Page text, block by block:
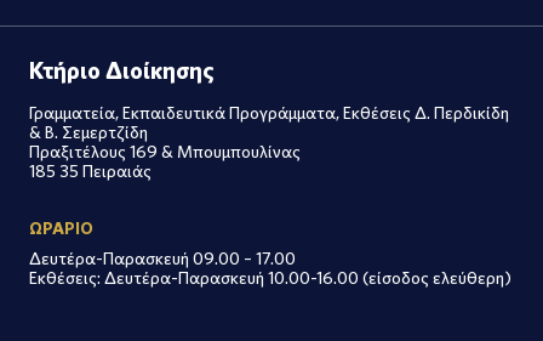
Κτήριο Διοίκησης
Γραμματεία, Εκπαιδευτικά Προγράμματα, Εκθέσεις Δ. Περδικίδη
& Β. Σεμερτζίδη
Πραξιτέλους 169 & Μπουμπουλίνας
185 35 Πειραιάς
ΩΡΑΡΙΟ
Δευτέρα-Παρασκευή 09.00 – 17.00
Εκθέσεις: Δευτέρα-Παρασκευή 10.00-16.00 (είσοδος ελεύθερη)